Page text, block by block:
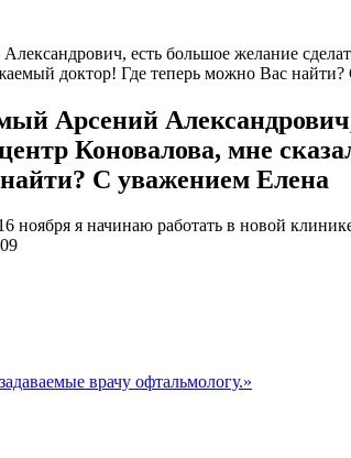
есть большое желание
доктор! Где теперь можно Вас
Арсений
Коновалова, мне
С уважением Елена
ноября я начинаю работать в новой
врачу офтальмологу.»